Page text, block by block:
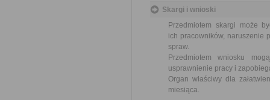
Skargi i wnioski
Przedmiotem skargi może
ich pracowników, naruszenie
spraw.
Przedmiotem wniosku
usprawnienie pracy i
Organ właściwy dla
miesiąca.